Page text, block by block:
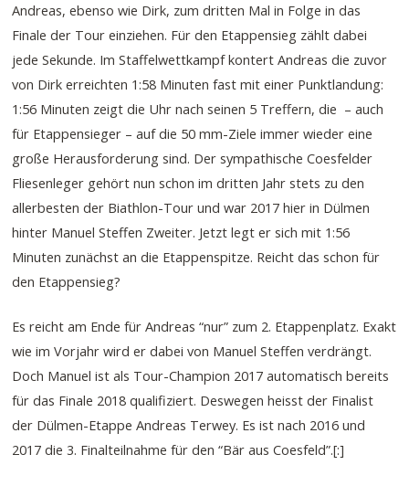
Andreas, ebenso wie Dirk, zum dritten Mal in Folge in das
Finale der Tour einziehen. Für den Etappensieg zählt dabei
jede Sekunde. Im Staffelwettkampf kontert Andreas die zuvor
von Dirk erreichten 1:58 Minuten fast mit einer Punktlandung:
1:56 Minuten zeigt die Uhr nach seinen 5 Treffern, die – auch
für Etappensieger – auf die 50 mm-Ziele immer wieder eine
große Herausforderung sind. Der sympathische Coesfelder
Fliesenleger gehört nun schon im dritten Jahr stets zu den
allerbesten der Biathlon-Tour und war 2017 hier in Dülmen
hinter Manuel Steffen Zweiter. Jetzt legt er sich mit 1:56
Minuten zunächst an die Etappenspitze. Reicht das schon für
den Etappensieg?
Es reicht am Ende für Andreas “nur” zum 2. Etappenplatz. Exakt
wie im Vorjahr wird er dabei von Manuel Steffen verdrängt.
Doch Manuel ist als Tour-Champion 2017 automatisch bereits
für das Finale 2018 qualifiziert. Deswegen heisst der Finalist
der Dülmen-Etappe Andreas Terwey. Es ist nach 2016 und
2017 die 3. Finalteilnahme für den “Bär aus Coesfeld”.[:]